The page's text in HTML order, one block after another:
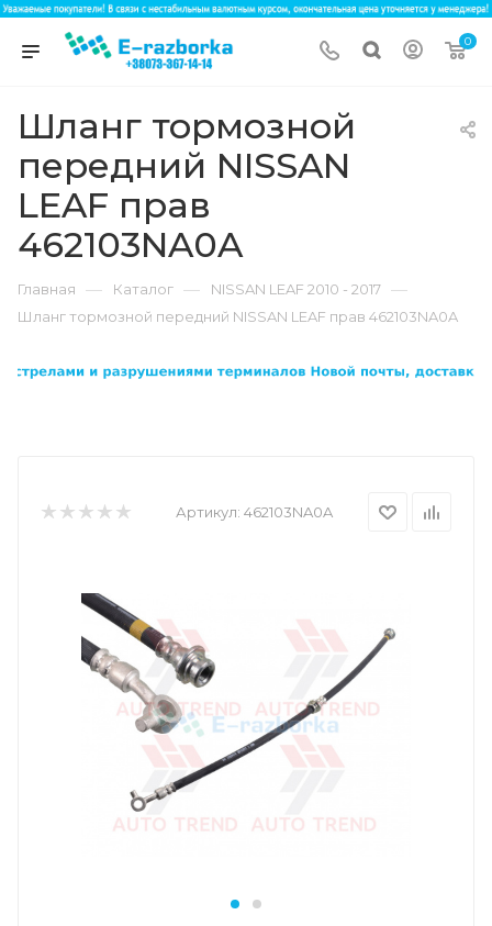
0
Шланг тормозной
передний NISSAN
LEAF прав
462103NA0A
Главная — Каталог — NISSAN LEAF 2010 - 2017 —
Шланг тормозной передний NISSAN LEAF прав 462103NA0A
Артикул: 462103NA0A